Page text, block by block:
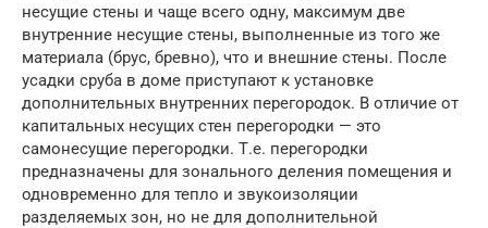
несущие стены и чаще всего одну, максимум две
внутренние несущие стены, выполненные из того же
материала (брус, бревно), что и внешние стены. После
усадки сруба в доме приступают к установке
дополнительных внутренних перегородок. В отличие от
капитальных несущих стен перегородки — это
самонесущие перегородки. Т.е. перегородки
предназначены для зонального деления помещения и
одновременно для тепло и звукоизоляции
разделяемых зон, но не для дополнительной